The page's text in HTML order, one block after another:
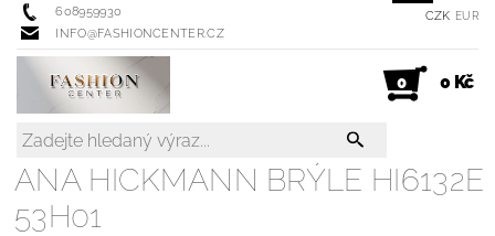
608959930
INFO@FASHIONCENTER.CZ
CZK EUR
0 0 Kč
ANA HICKMANN BRÝLE HI6132E
53H01